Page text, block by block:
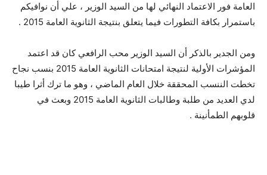
العامة فور الاعتماد النهائي لها من السيد الوزير ، علي أن نوافيكم
باستمرار بكافة التطورات فيما يتعلق بنتيجة الثانوية العامة 2015 .
ومن الجدير بالذكر أن السيد الوزير محب الرافعي كان قد اعتمد
المؤشرات الأولية لنتيجة امتحانات الثانوية العامة 2015 بنسب نجاح
تخطت الننسب المحققة خلال العام الماضي ، وهو ما ترك أثرا طيبا
لدي العديد من طلبة وطالبات الثانوية العامة 2015 وبعث في
قلوبهم الطمأنينة .